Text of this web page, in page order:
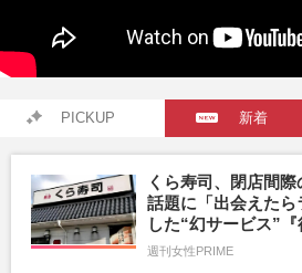
PICKUP 新着
くら寿司、閉店間
話題に「出会えた
した“幻サービス”
週刊女性PRIME